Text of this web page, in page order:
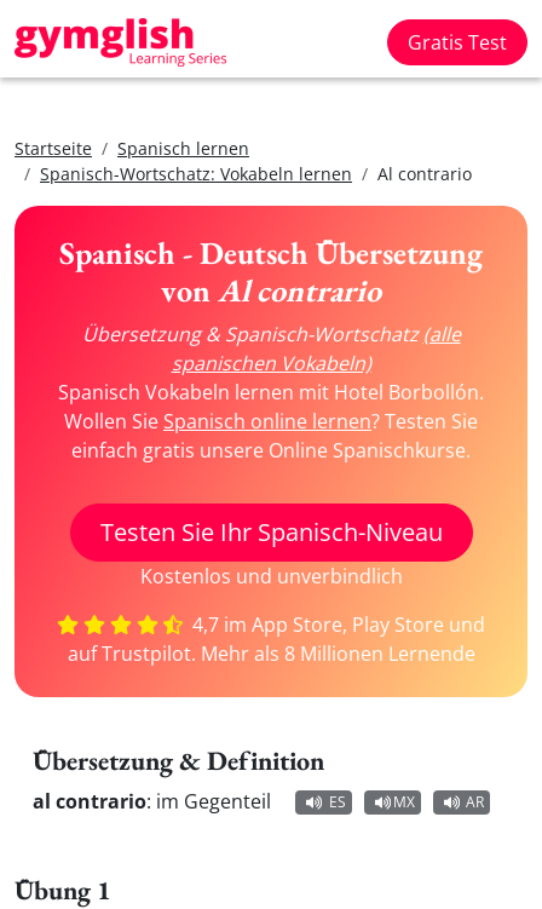
Gratis Test
Startseite
Spanisch lernen
Spanisch-Wortschatz: Vokabeln lernen
Al contrario
Spanisch - Deutsch Übersetzung
vonAl contrario
Übersetzung & Spanisch-Wortschatz(alle
spanischen Vokabeln)
Spanisch Vokabeln lernen mit Hotel Borbollón.
Wollen SieSpanisch online lernen? Testen Sie
einfach gratis unsere Online Spanischkurse.
Testen Sie Ihr Spanisch-Niveau
Kostenlos und unverbindlich
4,7 im App Store, Play Store und
auf Trustpilot. Mehr als 8 Millionen Lernende
Übersetzung & Definition
al contrario: im Gegenteil ES MX AR
Übung 1